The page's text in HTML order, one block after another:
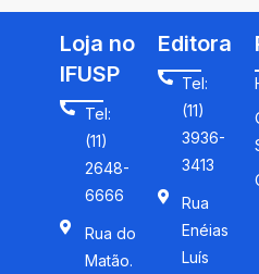
Loja no
IFUSP
Tel:
(11)
2648-
6666
Rua do
Matão.
Editora
Tel:
(11)
3936-
3413
Rua
Enéias
Luís